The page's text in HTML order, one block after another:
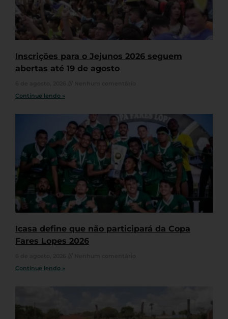
Inscrições para o Jejunos 2026 seguem
abertas até 19 de agosto
Continue lendo »
Icasa define que não participará da Copa
Fares Lopes 2026
Continue lendo »